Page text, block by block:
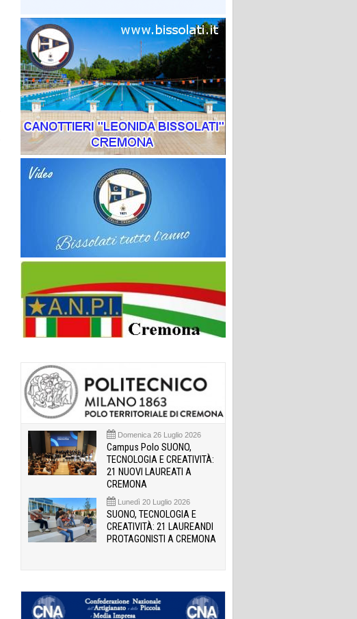
Domenica 26 Luglio 2026
Campus Polo SUONO,
TECNOLOGIA E CREATIVITÀ:
21 NUOVI LAUREATI A
CREMONA
Lunedì 20 Luglio 2026
SUONO, TECNOLOGIA E
CREATIVITÀ: 21 LAUREANDI
PROTAGONISTI A CREMONA